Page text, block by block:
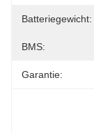
Batteriegewicht:
BMS:
Garantie: